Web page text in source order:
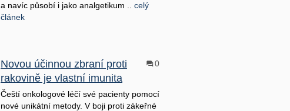
a navíc působí i jako analgetikum .. celý
článek
Novou účinnou zbraní proti
rakovině je vlastní imunita
0
Čeští onkologové léčí své pacienty pomocí
nové unikátní metody. V boji proti zákeřné